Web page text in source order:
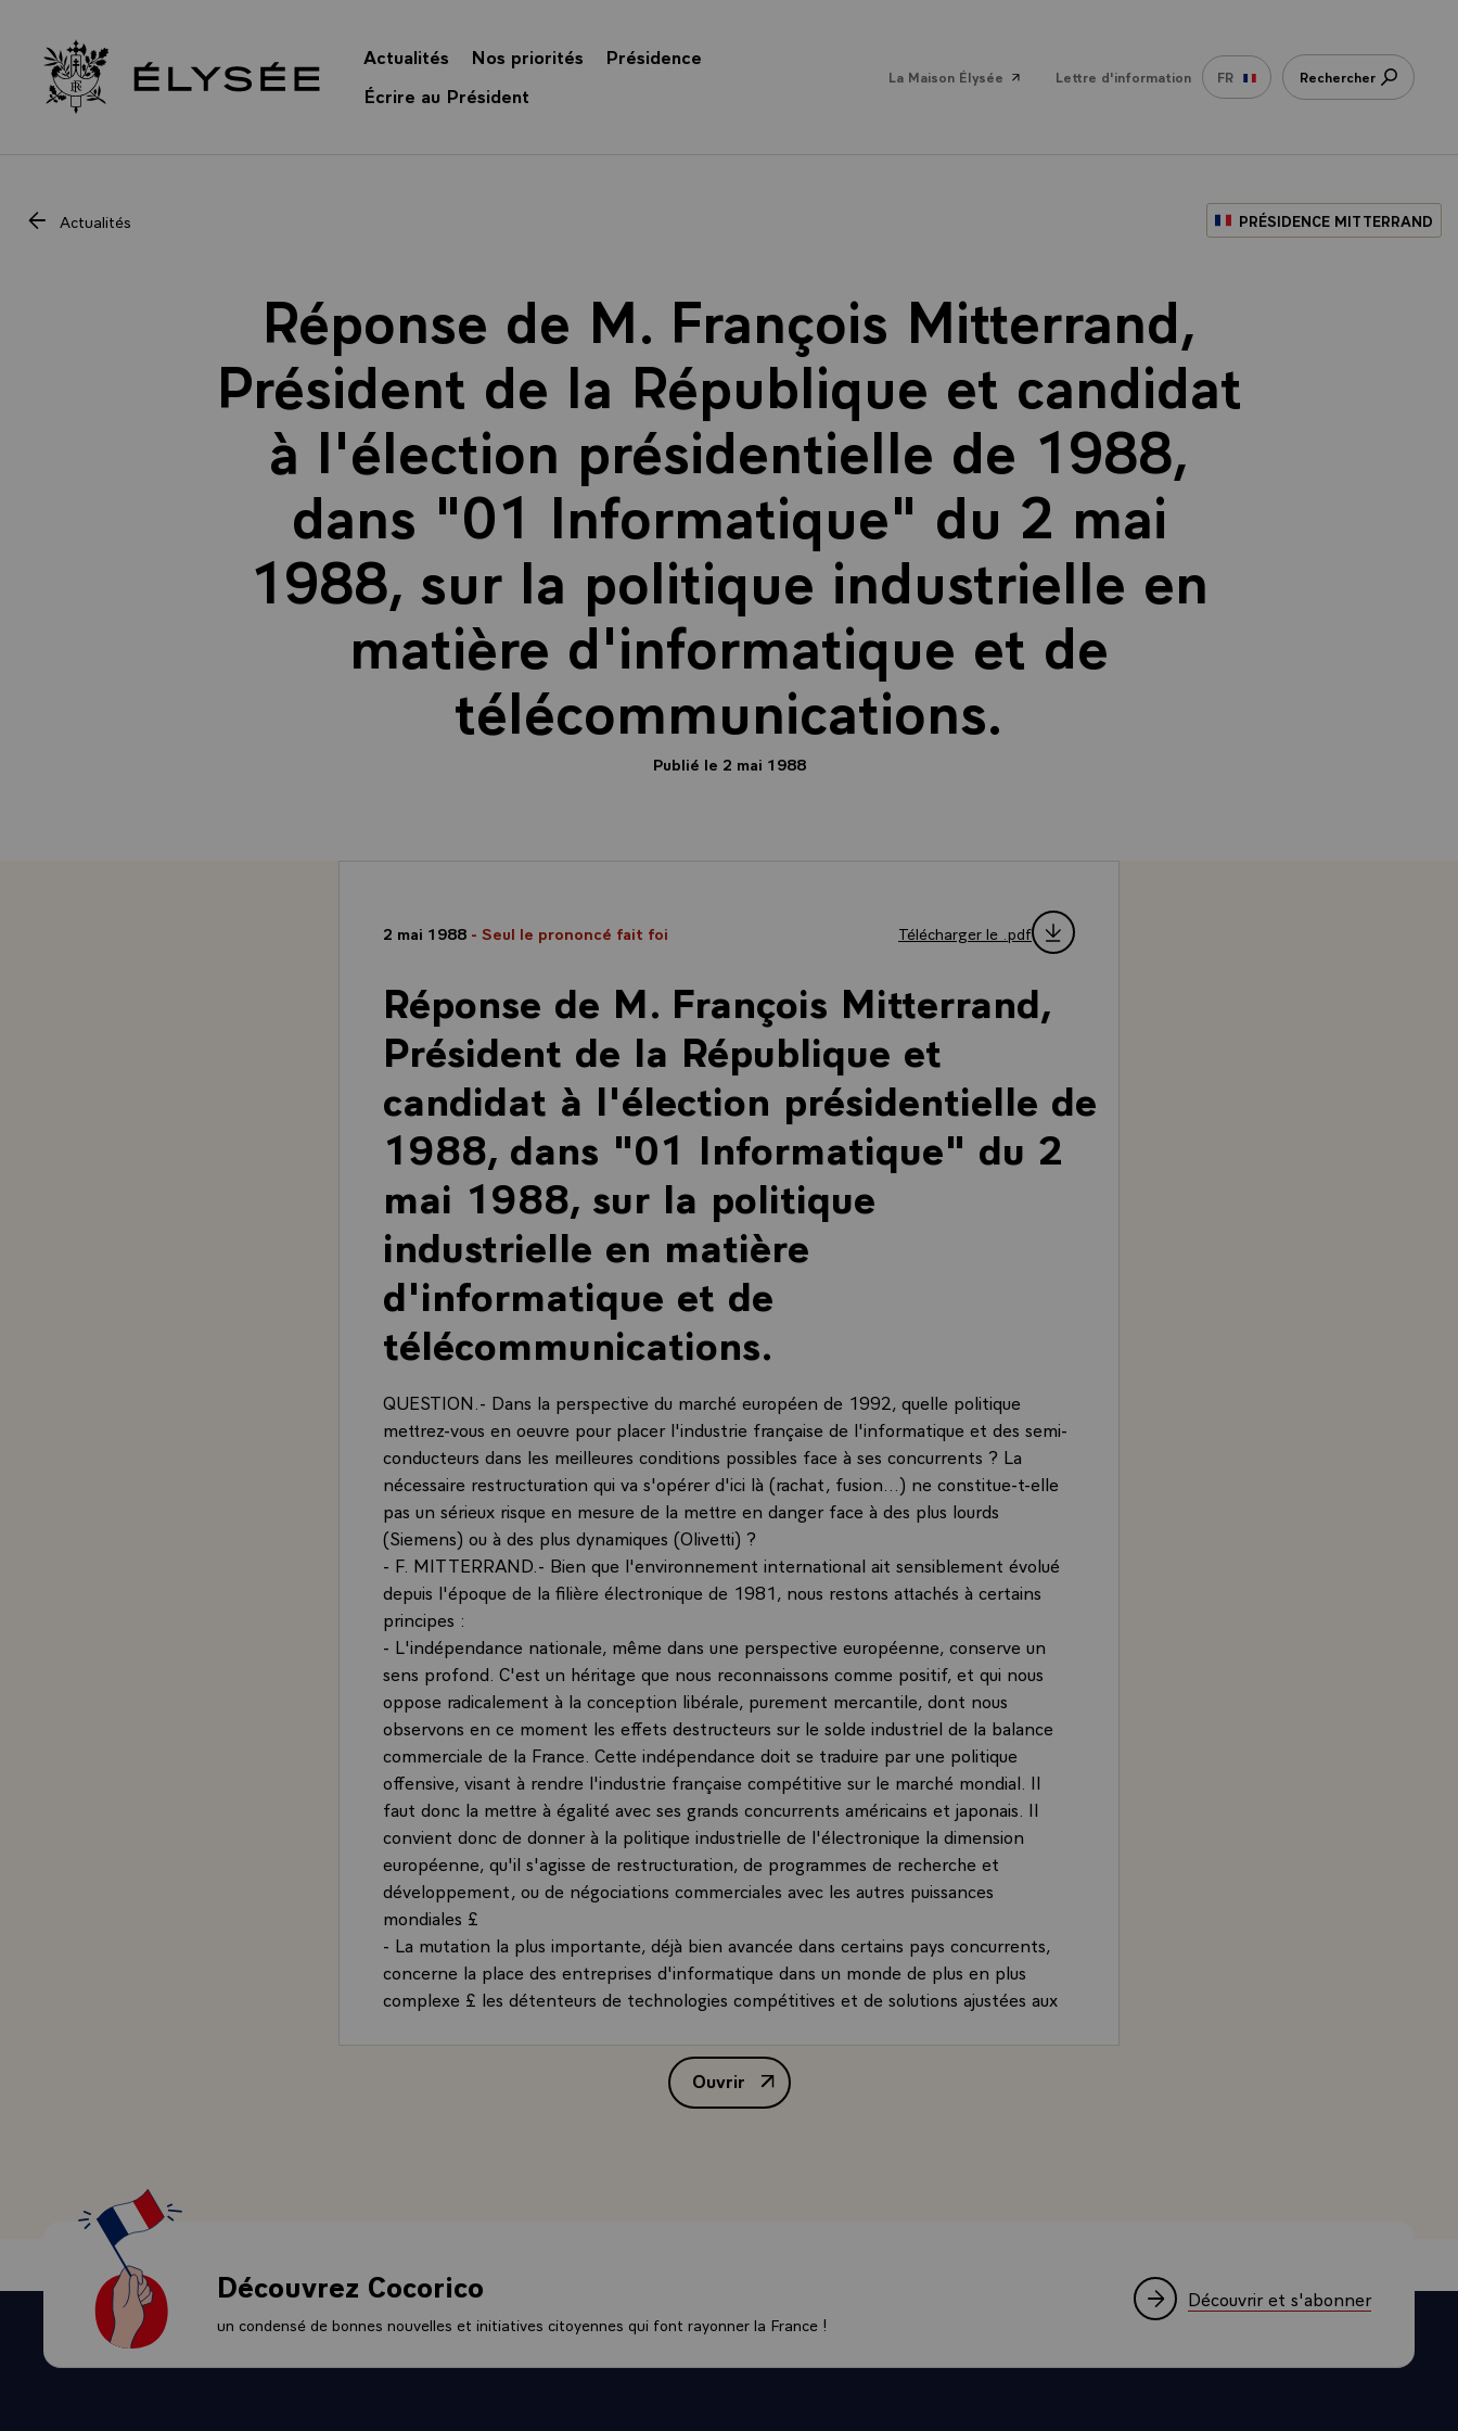
Retour à l’accueil Élysée
Actualités Nos priorités
Présidence
Écrire au Président
La Maison Élysée Lettre d'information FR Rechercher
Actualités PRÉSIDENCE MITTERRAND
Réponse de M. François Mitterrand,
Président de la République et candidat
à l'élection présidentielle de 1988,
dans "01 Informatique" du 2 mai
1988, sur la politique industrielle en
matière d'informatique et de
télécommunications.
Publié le 2 mai 1988
2 mai 1988 - Seul le prononcé fait foi Télécharger le .pdf
Réponse de M. François Mitterrand,
Président de la République et
candidat à l'élection présidentielle de
1988, dans "01 Informatique" du 2
mai 1988, sur la politique
industrielle en matière
d'informatique et de
télécommunications.
QUESTION.- Dans la perspective du marché européen de 1992, quelle politique
mettrez-vous en oeuvre pour placer l'industrie française de l'informatique et des semi-
conducteurs dans les meilleures conditions possibles face à ses concurrents ? La
nécessaire restructuration qui va s'opérer d'ici là (rachat, fusion...) ne constitue-t-elle
pas un sérieux risque en mesure de la mettre en danger face à des plus lourds
(Siemens) ou à des plus dynamiques (Olivetti) ?
- F. MITTERRAND.- Bien que l'environnement international ait sensiblement évolué
depuis l'époque de la filière électronique de 1981, nous restons attachés à certains
principes :
- L'indépendance nationale, même dans une perspective européenne, conserve un
sens profond. C'est un héritage que nous reconnaissons comme positif, et qui nous
oppose radicalement à la conception libérale, purement mercantile, dont nous
observons en ce moment les effets destructeurs sur le solde industriel de la balance
commerciale de la France. Cette indépendance doit se traduire par une politique
offensive, visant à rendre l'industrie française compétitive sur le marché mondial. Il
faut donc la mettre à égalité avec ses grands concurrents américains et japonais. Il
convient donc de donner à la politique industrielle de l'électronique la dimension
européenne, qu'il s'agisse de restructuration, de programmes de recherche et
développement, ou de négociations commerciales avec les autres puissances
mondiales £
- La mutation la plus importante, déjà bien avancée dans certains pays concurrents,
concerne la place des entreprises d'informatique dans un monde de plus en plus
complexe £ les détenteurs de technologies compétitives et de solutions ajustées aux
réseaux de communication jouent un rôle majeur £ l'intégration verticale est parfois
remise en cause mais, surtout, la souplesse d'adaptation oblige les grandes
organisations, IBM y compris, à évoluer sans pouvoir toujours maîtriser cette évolution.
Développer l'emploi suppose simultanément que les entreprises aient un large
catalogue de produits et gèrent très activement leur nécessaire spécialisation sur
Ouvrir
Réponse de M. François Mitterrand, Président de la République et candidat à
Découvrez Cocorico
un condensé de bonnes nouvelles et initiatives citoyennes qui font rayonner la France !
Découvrir et s'abonner